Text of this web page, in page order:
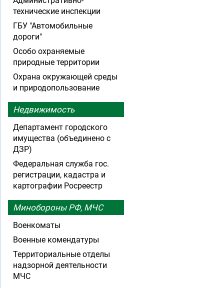
технические инспекции
ГБУ "Автомобильные
дороги"
Особо охраняемые
природные территории
Охрана окружающей среды
и природопользование
Недвижимость
Департамент городского
имущества (объединено с
ДЗР)
Федеральная служба гос.
регистрации, кадастра и
картографии Росреестр
Минобороны РФ, МЧС
Военкоматы
Военные комендатуры
Территориальные отделы
надзорной деятельности
МЧС